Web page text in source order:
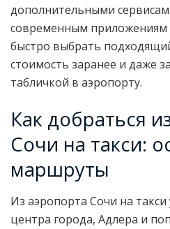
дополнительными
современным
быстро выбрать
стоимость заранее и даже
табличкой в аэропорту.
Как добраться
Сочи на такси:
маршруты
Из аэропорта Сочи на
центра города, Адлера и